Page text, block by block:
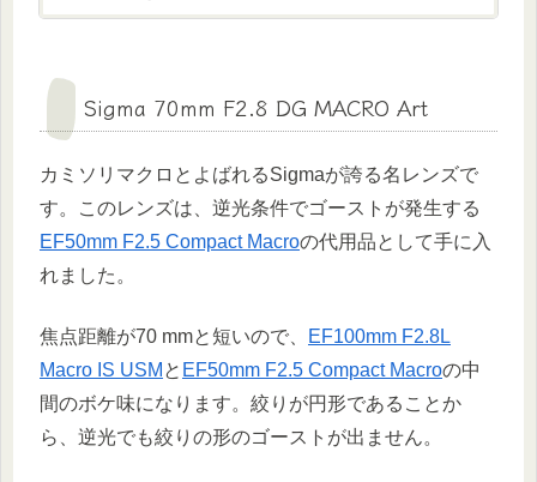
Sigma 70mm F2.8 DG MACRO Art
カミソリマクロとよばれるSigmaが誇る名レンズで
す。このレンズは、逆光条件でゴーストが発生する
EF50mm F2.5 Compact Macroの代用品として手に入
れました。
焦点距離が70 mmと短いので、
EF100mm F2.8L
Macro IS USM と EF50mm F2.5 Compact Macroの中
間のボケ味になります。絞りが円形であることか
ら、逆光でも絞りの形のゴーストが出ません。